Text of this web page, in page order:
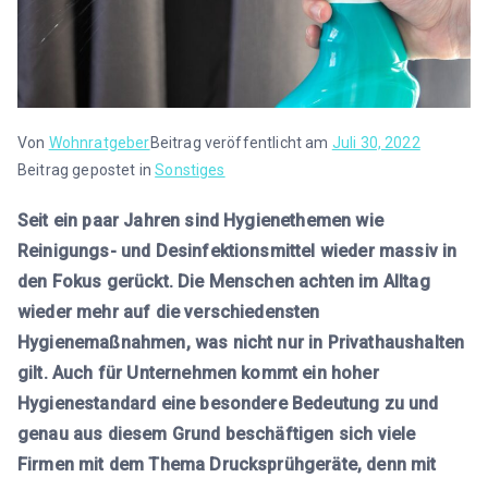
Von WohnratgeberBeitrag veröffentlicht am Juli 30, 2022
Beitrag gepostet inSonstiges
Seit ein paar Jahren sind Hygienethemen wie
Reinigungs- und Desinfektionsmittel wieder massiv in
den Fokus gerückt. Die Menschen achten im Alltag
wieder mehr auf die verschiedensten
Hygienemaßnahmen, was nicht nur in Privathaushalten
gilt. Auch für Unternehmen kommt ein hoher
Hygienestandard eine besondere Bedeutung zu und
genau aus diesem Grund beschäftigen sich viele
Firmen mit dem Thema Drucksprühgeräte, denn mit